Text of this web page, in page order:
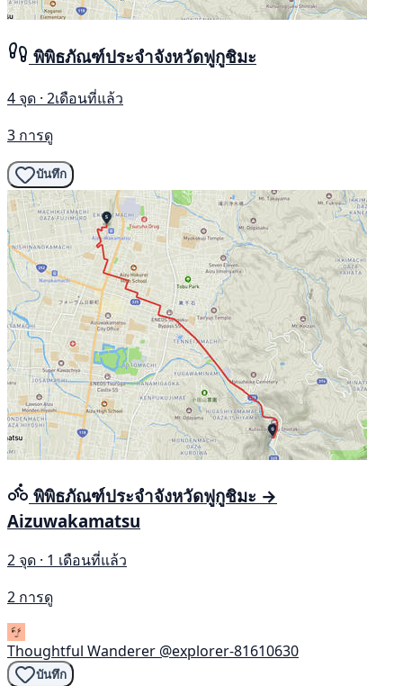
พิพิธภัณฑ์ประจำจังหวัดฟูกูชิมะ
4 จุด · 2เดือนที่แล้ว
3 การดู
บันทึก
พิพิธภัณฑ์ประจำจังหวัดฟูกูชิมะ →
Aizuwakamatsu
2 จุด · 1 เดือนที่แล้ว
2 การดู
Thoughtful Wanderer @explorer-81610630
บันทึก